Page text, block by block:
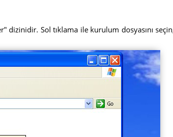
Sol tıklama ile kurulum dosyasını